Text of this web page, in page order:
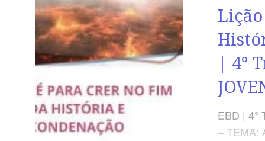
| 4°
EBD | 4°
– TEMA: